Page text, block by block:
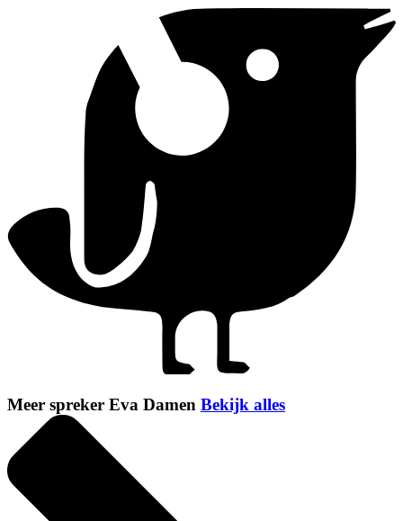
Meer spreker Eva Damen Bekijk alles